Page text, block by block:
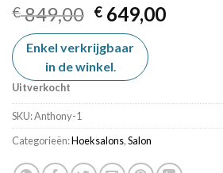
€849,00 Oorspronkelijke
prijs
was:
€ 849,00.
€ 649,00Huidige
Enkel verkrijgbaar
in de winkel
Uitverkocht
SKU:Anthony-1
Categorieën:Hoeksalons,Salon